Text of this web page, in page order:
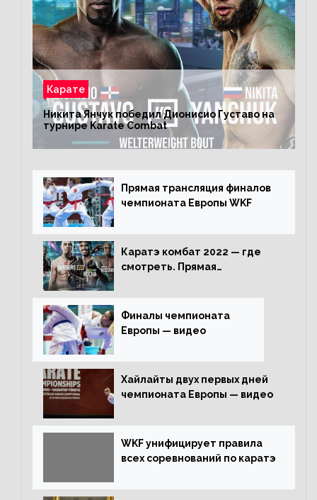
Карате
Никита Янчук победил Дионисио Густаво на
турнире Karate Combat
Прямая трансляция финалов
чемпионата Европы WKF
Каратэ комбат 2022 — где
смотреть. Прямая
Финалы чемпионата
Европы — видео
Хайлайты двух первых дней
чемпионата Европы — видео
WKF унифицирует правила
всех соревнований по каратэ